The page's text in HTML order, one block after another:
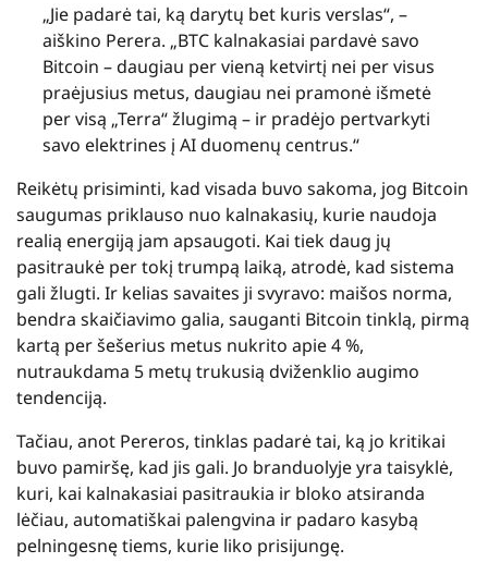
„Jie padarė tai, ką darytų bet kuris verslas“, –
aiškino Perera. „BTC kalnakasiai pardavė savo
Bitcoin – daugiau per vieną ketvirtį nei per visus
praėjusius metus, daugiau nei pramonė išmetė
per visą „Terra“ žlugimą – ir pradėjo pertvarkyti
savo elektrines į AI duomenų centrus.“
Reikėtų prisiminti, kad visada buvo sakoma, jog Bitcoin
saugumas priklauso nuo kalnakasių, kurie naudoja
realią energiją jam apsaugoti. Kai tiek daug jų
pasitraukė per tokį trumpą laiką, atrodė, kad sistema
gali žlugti. Ir kelias savaites ji svyravo: maišos norma,
bendra skaičiavimo galia, sauganti Bitcoin tinklą, pirmą
kartą per šešerius metus nukrito apie 4 %,
nutraukdama 5 metų trukusią dviženklio augimo
tendenciją.
Tačiau, anot Pereros, tinklas padarė tai, ką jo kritikai
buvo pamiršę, kad jis gali. Jo branduolyje yra taisyklė,
kuri, kai kalnakasiai pasitraukia ir bloko atsiranda
lėčiau, automatiškai palengvina ir padaro kasybą
pelningesnę tiems, kurie liko prisijungę.